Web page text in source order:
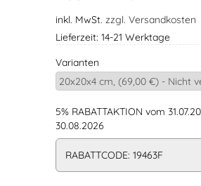
inkl. MwSt. zzgl. Versandkosten
Lieferzeit: 14-21 Werktage
Varianten
5% RABATTAKTION vom
30.08.2026
RABATTCODE: 19463F